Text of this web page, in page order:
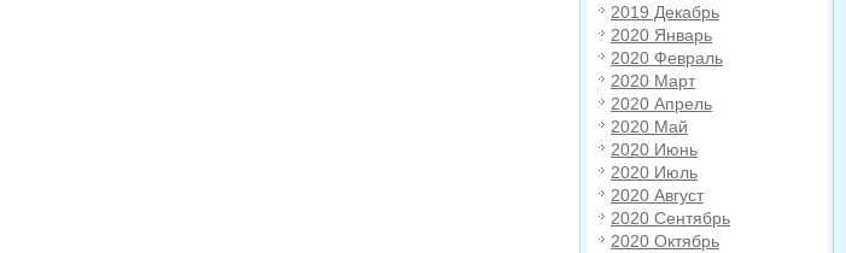
2019 Декабрь
2020 Январь
2020 Февраль
2020 Март
2020 Апрель
2020 Май
2020 Июнь
2020 Июль
2020 Август
2020 Сентябрь
2020 Октябрь